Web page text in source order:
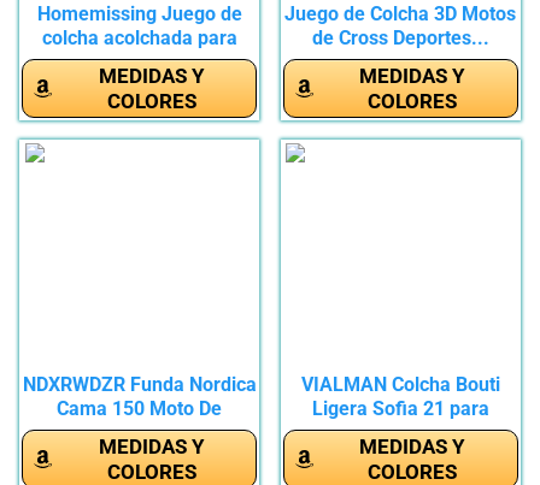
Homemissing Juego de
colcha acolchada para
moto de...
MEDIDAS Y
COLORES
Juego de Colcha 3D Motos
de Cross Deportes...
MEDIDAS Y
COLORES
NDXRWDZR Funda Nordica
Cama 150 Moto De
Carreras...
MEDIDAS Y
COLORES
VIALMAN Colcha Bouti
Ligera Sofia 21 para
Cama...
MEDIDAS Y
COLORES